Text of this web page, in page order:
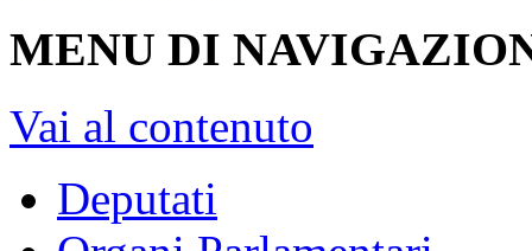
MENU DI
Vai al contenuto
Deputati